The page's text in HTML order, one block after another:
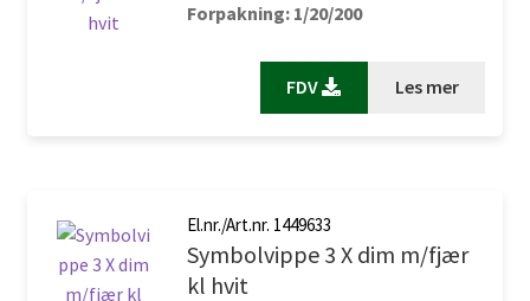
Forpakning: 1/20/200
FDV Les mer
El.nr./Art.nr. 1449633
Symbolvippe 3 X dim m/fjær
kl hvit